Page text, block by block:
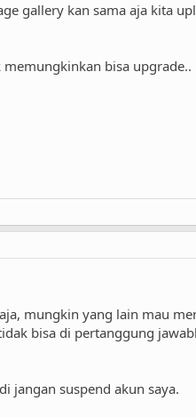
gallery kan sama aja kita
bisa upgrade..
mungkin yang lain mau
bisa di pertanggung
jangan suspend akun saya.